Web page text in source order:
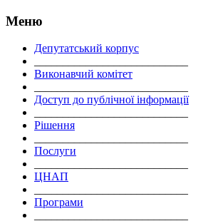
Меню
Депутатський корпус
Виконавчий комітет
Доступ до публічної інформації
Рішення
Послуги
ЦНАП
Програми